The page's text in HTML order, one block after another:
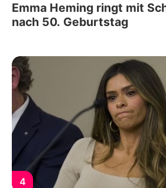
Emma Heming ringt mit
nach 50. Geburtstag
4